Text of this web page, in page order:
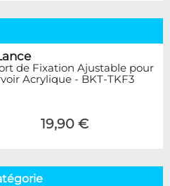
de Fixation Ajustable pour
Acrylique - BKT-TKF3
19,90 €